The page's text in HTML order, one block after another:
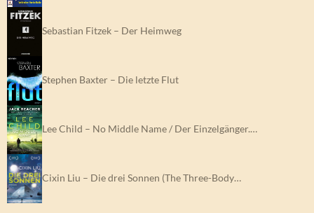
Sebastian Fitzek – Der Heimweg
Stephen Baxter – Die letzte Flut
Lee Child – No Middle Name / Der Einzelgänger.…
Cixin Liu – Die drei Sonnen (The Three-Body…